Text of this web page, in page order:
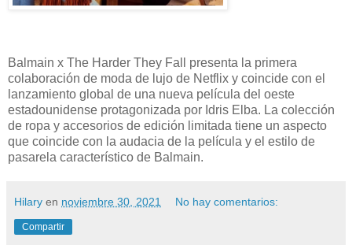
Balmain x The Harder They Fall presenta la primera
colaboración de moda de lujo de Netflix y coincide con el
lanzamiento global de una nueva película del oeste
estadounidense protagonizada por Idris Elba. La colección
de ropa y accesorios de edición limitada tiene un aspecto
que coincide con la audacia de la película y el estilo de
pasarela característico de Balmain.
Hilary en noviembre 30, 2021 No hay comentarios:
Compartir